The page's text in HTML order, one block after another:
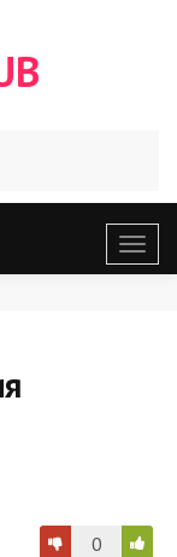
меню
0